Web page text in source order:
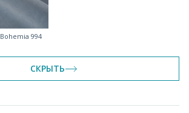
Bohemia 994
СКРЫТЬ